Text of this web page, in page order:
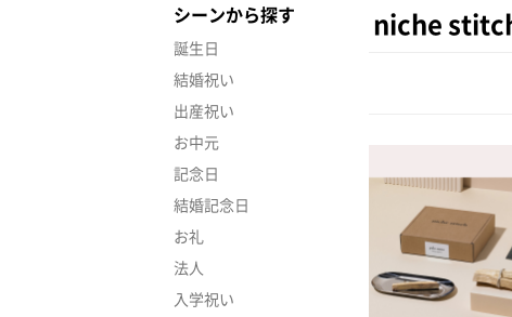
シーンから探す
誕生日
結婚祝い
出産祝い
お中元
記念日
結婚記念日
お礼
法人
入学祝い
niche